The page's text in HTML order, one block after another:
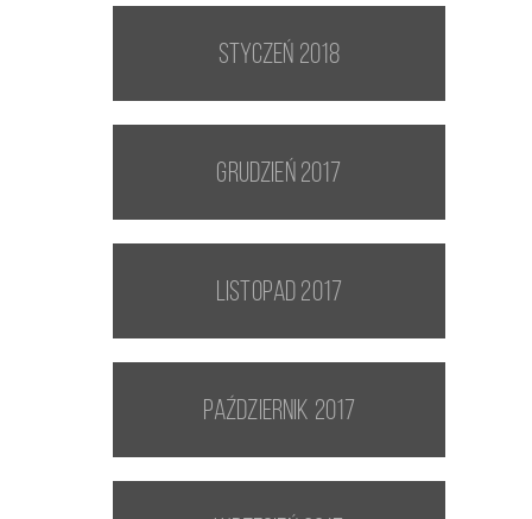
styczeń 2018
grudzień 2017
listopad 2017
październik 2017